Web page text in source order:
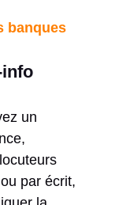
banques
un
par écrit,